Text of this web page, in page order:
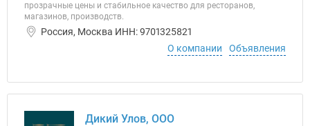
прозрачные цены и стабильное качество для ресторанов,
магазинов, производств.
Россия, Москва ИНН: 9701325821
О компании
Объявления
Дикий Улов, ООО